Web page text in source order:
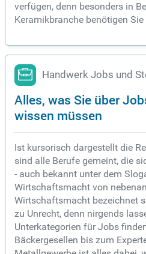
verfügen, denn besonders in
Keramikbranche benötigen
Handwerk Jobs und
Alles, was Sie über
wissen müssen
Ist kursorisch dargestellt die
sind alle Berufe gemeint, die
- auch bekannt unter dem
Wirtschaftsmacht von
Wirtschaftsmacht bezeichnet
zu Unrecht, denn nirgends
Unterkategorien für Jobs
Bäckergesellen bis zum